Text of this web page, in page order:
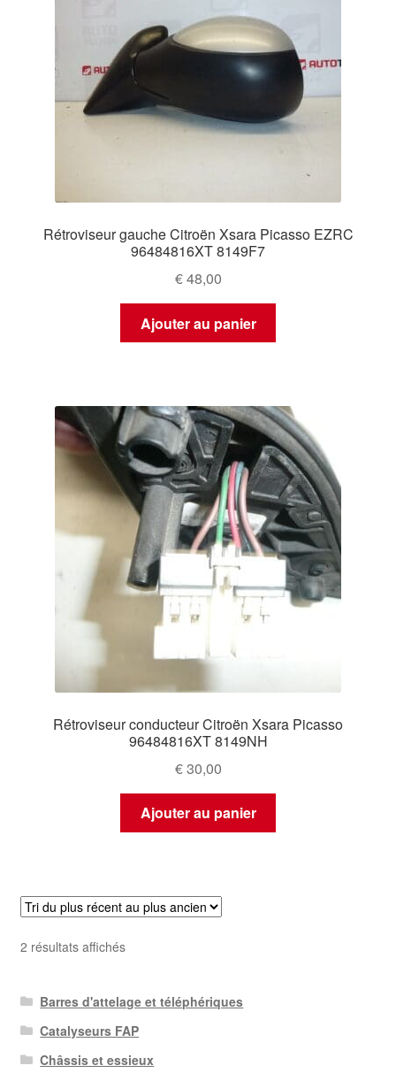
Politique de confidentialité
Procédure de Réclamation
Rétroviseur gauche Citroën Xsara Picasso EZRC
96484816XT 8149F7
€48,00
Ajouter au panier
Rétroviseur conducteur Citroën Xsara Picasso
96484816XT 8149NH
€30,00
Ajouter au panier
2 résultats affichésTrié
récent
au
plus
ancien
Barres d'attelage et téléphériques
Catalyseurs FAP
Châssis et essieux